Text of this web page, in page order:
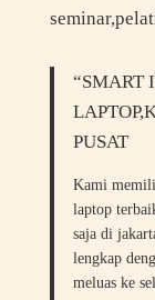
“SMART
PUSAT
Kami
laptop
saja di
lengkap
meluas ke